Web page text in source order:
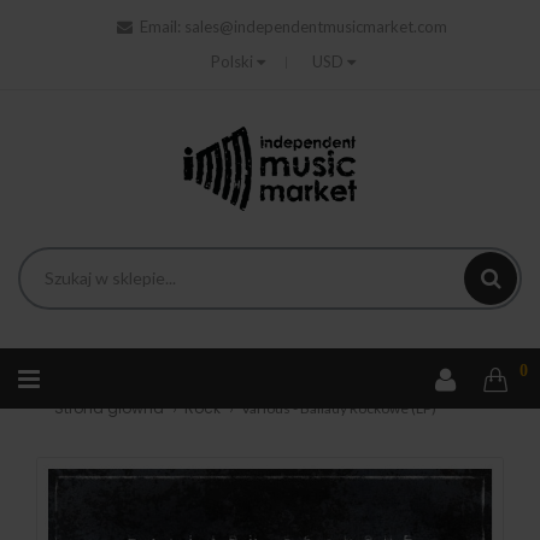
Email:
sales@independentmusicmarket.com
Polski
USD
0
Strona główna Rock Various - Ballady Rockowe (LP)